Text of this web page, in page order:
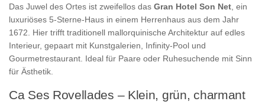
Das Juwel des Ortes ist zweifellos das Gran Hotel Son Net, ein
luxuriöses 5-Sterne-Haus in einem Herrenhaus aus dem Jahr
1672. Hier trifft traditionell mallorquinische Architektur auf edles
Interieur, gepaart mit Kunstgalerien, Infinity-Pool und
Gourmetrestaurant. Ideal für Paare oder Ruhesuchende mit Sinn
für Ästhetik.
Ca Ses Rovellades – Klein, grün, charmant